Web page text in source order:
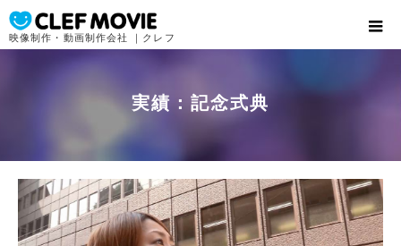
映像制作・動画制作会社 ｜クレフ
実績：記念式典